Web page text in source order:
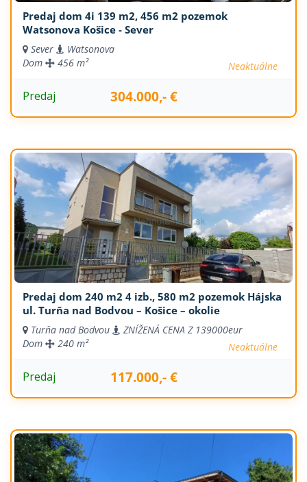
Predaj dom 4i 139 m2, 456 m2 pozemok
Watsonova Košice - Sever
Sever
Watsonova
Dom
Neaktuálne
456 m²
Predaj 304.000,- €
Predaj dom 240 m2 4 izb., 580 m2 pozemok Hájska
ul. Turňa nad Bodvou – Košice – okolie
Turňa nad Bodvou
ZNÍŽENÁ CENA Z 139000eur
Dom
Neaktuálne
240 m²
Predaj 117.000,- €